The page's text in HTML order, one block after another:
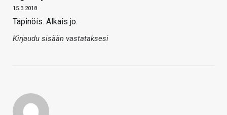
15.3.2018
Täpinöis. Alkais jo.
Kirjaudu sisään vastataksesi